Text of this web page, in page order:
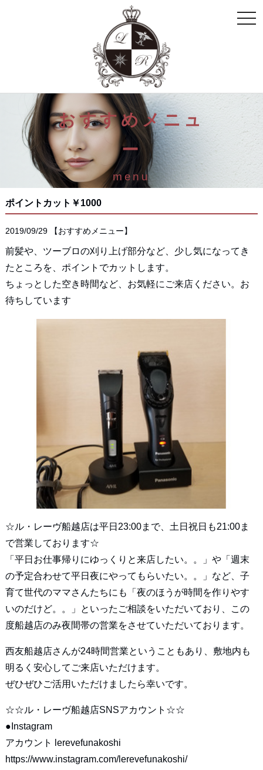
toggle
おすすめメニュ
ー
menu
ポイントカット￥1000
2019/09/29 【おすすめメニュー】
前髪や、ツーブロの刈り上げ部分など、少し気になってき
たところを、ポイントでカットします。
ちょっとした空き時間など、お気軽にご来店ください。お
待ちしています
☆ル・レーヴ船越店は平日23:00まで、土日祝日も21:00ま
で営業しております☆
「平日お仕事帰りにゆっくりと来店したい。。」や「週末
の予定合わせて平日夜にやってもらいたい。。」など、子
育て世代のママさんたちにも「夜のほうが時間を作りやす
いのだけど。。」といったご相談をいただいており、この
度船越店のみ夜間帯の営業をさせていただいております。
西友船越店さんが24時間営業ということもあり、敷地内も
明るく安心してご来店いただけます。
ぜひぜひご活用いただけましたら幸いです。
☆☆ル・レーヴ船越店SNSアカウント☆☆
●Instagram
アカウント lerevefunakoshi
https://www.instagram.com/lerevefunakoshi/